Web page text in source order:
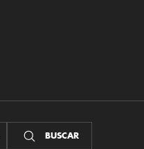
BUSCAR